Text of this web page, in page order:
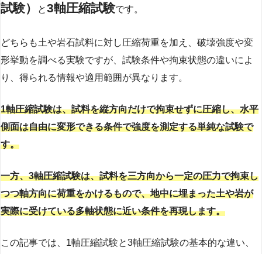
試験）
と3軸圧縮試験です。
どちらも土や岩石試料に対し圧縮荷重を加え、破壊強度や変
形挙動を調べる実験ですが、試験条件や拘束状態の違いによ
り、得られる情報や適用範囲が異なります。
1軸圧縮試験は、試料を縦方向だけで拘束せずに圧縮し、水平
側面は自由に変形できる条件で強度を測定する単純な試験で
す。
一方、3軸圧縮試験は、試料を三方向から一定の圧力で拘束し
つつ軸方向に荷重をかけるもので、地中に埋まった土や岩が
実際に受けている多軸状態に近い条件を再現します。
この記事では、1軸圧縮試験と3軸圧縮試験の基本的な違い、